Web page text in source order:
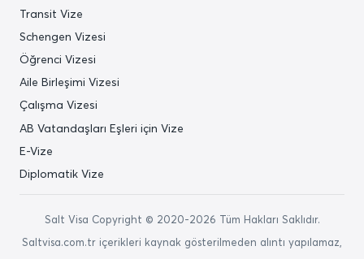
Transit Vize
Schengen Vizesi
Öğrenci Vizesi
Aile Birleşimi Vizesi
Çalışma Vizesi
AB Vatandaşları Eşleri için Vize
E-Vize
Diplomatik Vize
Salt Visa Copyright © 2020-2026 Tüm Hakları Saklıdır.
Saltvisa.com.tr içerikleri kaynak gösterilmeden alıntı yapılamaz,